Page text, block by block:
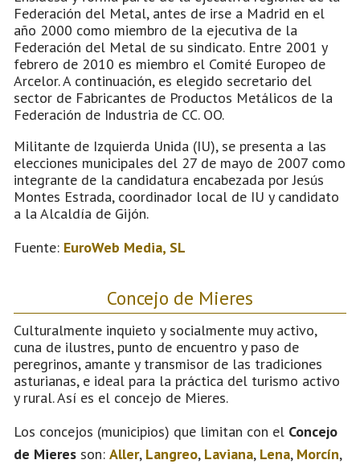
Federación del Metal, antes de irse a Madrid en el
año 2000 como miembro de la ejecutiva de la
Federación del Metal de su sindicato. Entre 2001 y
febrero de 2010 es miembro el Comité Europeo de
Arcelor. A continuación, es elegido secretario del
sector de Fabricantes de Productos Metálicos de la
Federación de Industria de CC. OO.
Militante de Izquierda Unida (IU), se presenta a las
elecciones municipales del 27 de mayo de 2007 como
integrante de la candidatura encabezada por Jesús
Montes Estrada, coordinador local de IU y candidato
a la Alcaldía de Gijón.
Fuente: EuroWeb Media, SL
Concejo de Mieres
Culturalmente inquieto y socialmente muy activo,
cuna de ilustres, punto de encuentro y paso de
peregrinos, amante y transmisor de las tradiciones
asturianas, e ideal para la práctica del turismo activo
y rural. Así es el concejo de Mieres.
Los concejos (municipios) que limitan con el Concejo
de Mieres son: Aller, Langreo, Laviana, Lena, Morcín,